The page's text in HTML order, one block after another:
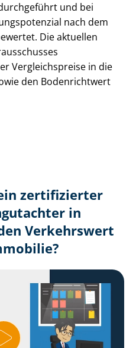
und bei
nach dem
Die aktuellen
Ver­gleichs­prei­se in die
den Bodenrichtwert
zertifizierter
in
Verkehrswert